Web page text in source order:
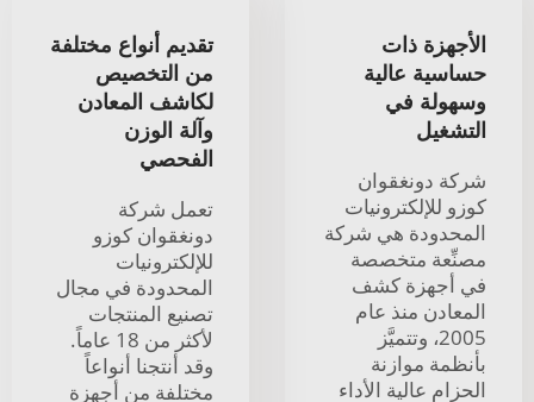
الأجهزة ذات
حساسية عالية
وسهولة في
التشغيل
شركة دونغقوان
كوزو للإلكترونيات
المحدودة هي شركة
مصنِّعة متخصصة
في أجهزة كشف
المعادن منذ عام
2005، وتتميَّز
بأنظمة موازنة
الحزام عالية الأداء
تقديم أنواع مختلفة
من التخصيص
لكاشف المعادن
وآلة الوزن
الفحصي
تعمل شركة
دونغقوان كوزو
للإلكترونيات
المحدودة في مجال
تصنيع المنتجات
لأكثر من 18 عاماً.
وقد أنتجنا أنواعاً
مختلفة من أجهزة